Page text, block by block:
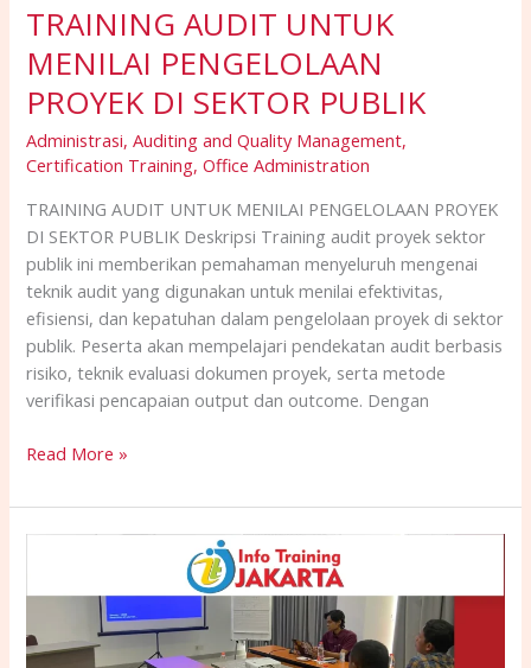
TRAINING AUDIT UNTUK
MENILAI PENGELOLAAN
PROYEK DI SEKTOR PUBLIK
Administrasi,Auditing and Quality Management,
Certification Training,Office Administration
TRAINING AUDIT UNTUK MENILAI PENGELOLAAN PROYEK
DI SEKTOR PUBLIK Deskripsi Training audit proyek sektor
publik ini memberikan pemahaman menyeluruh mengenai
teknik audit yang digunakan untuk menilai efektivitas,
efisiensi, dan kepatuhan dalam pengelolaan proyek di sektor
publik. Peserta akan mempelajari pendekatan audit berbasis
risiko, teknik evaluasi dokumen proyek, serta metode
verifikasi pencapaian output dan outcome. Dengan
Read More »
DAN
IMPLEMENTASI
RENCANA